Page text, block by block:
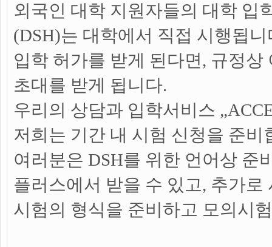
외국인 대학 지원자들의 대학 입
(DSH)는 대학에서 직접 시행됩
입학 허가를 받게 된다면, 규정상
초대를 받게 됩니다.
우리의 상담과 입학서비스
저희는 기간 내 시험 신청을 준비
여러분은 DSH를 위한 언어상 준
플러스에서 받을 수 있고, 추가로
시험의 형식을 준비하고 모의시